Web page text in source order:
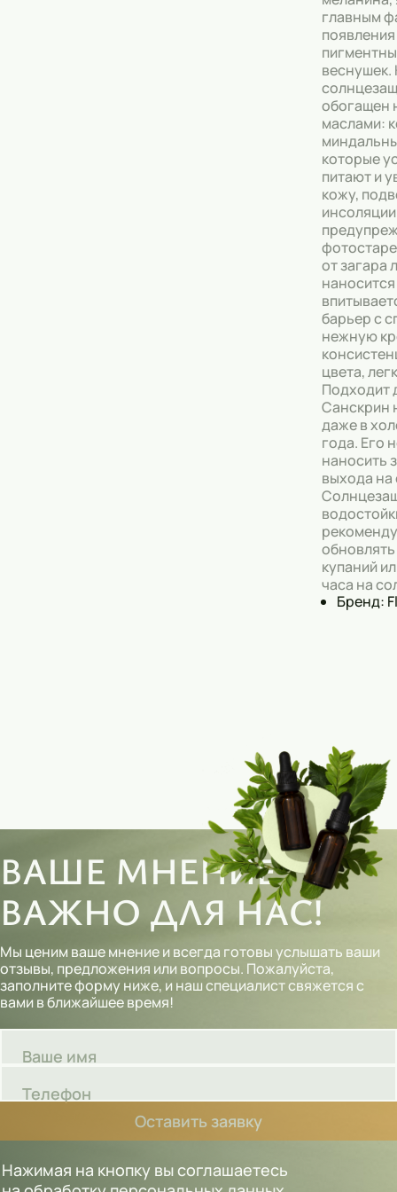
главным
веснушек.
обогащен
маслами:
которые
питают и
кожу,
от загара
барьер с
нежную
цвета,
Подходит
Санскрин
даже в
года. Его
наносить
выхода на
купаний
часа на
Бренд:
ВАШЕ МНЕНИЕ
ВАЖНО ДЛЯ НАС!
Мы ценим ваше мнение и всегда готовы услышать ваши
отзывы, предложения или вопросы. Пожалуйста,
заполните форму ниже, и наш специалист свяжется с
вами в ближайшее время!
Ваше имя
Телефон
Оставить заявку
Нажимая на кнопку вы соглашаетесь